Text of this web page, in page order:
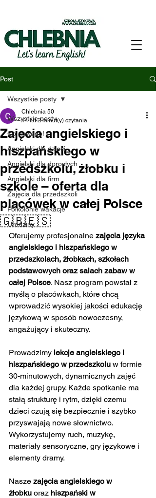
Post
Wszystkie posty
Co nowego!
Angielski dla dzieci
Angielski dla dorosłych
Angielski dla firm
Zajęcia dla przedszkoli
Półkolonie wakacje
Urodziny
Wszystkie posty
Zajęcia angielskiego i
hiszpańskiego w
przedszkolu, żłobku i
szkole – oferta dla
placówek w całej Polsce
🇬🇧🇪🇸
Chlebnia 50
14 lut 2 minut(y) czytania
Oferujemy profesjonalne zajęcia języka
angielskiego i hiszpańskiego w
przedszkolach, żłobkach, szkołach
podstawowych oraz salach zabaw w
całej Polsce. Nasz program powstał z
myślą o placówkach, które chcą
wprowadzić wysokiej jakości edukację
językową w sposób nowoczesny,
angażujący i skuteczny.
Prowadzimy lekcje angielskiego i
hiszpańskiego w przedszkolu w formie
30-minutowych, dynamicznych zajęć
dla każdej grupy. Każde spotkanie ma
stałą strukturę i rytm, dzięki czemu
dzieci czują się bezpiecznie i szybko
przyswajają nowe słownictwo.
Wykorzystujemy ruch, muzykę,
materiały sensoryczne, gry językowe i
elementy dramy.
Nasze zajęcia angielskiego w
żłobku oraz hiszpański w